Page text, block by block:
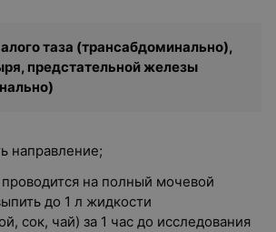
таза (трансабдоминально),
предстательной железы
направление;
на полный мочевой
до 1 л жидкости
сок, чай) за 1 час до исследования